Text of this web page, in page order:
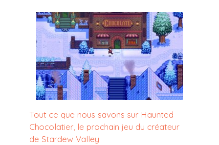
Tout ce que nous savons sur Haunted
Chocolatier, le prochain jeu du créateur
de Stardew Valley